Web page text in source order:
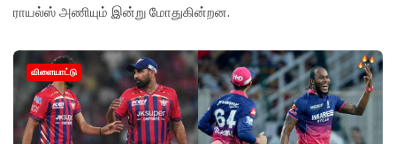
ராயல்ஸ் அணியும் இன்று மோதுகின்றன.
விளையாட்டு